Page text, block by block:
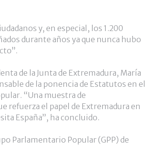
y, en especial, los 1.200
durante años ya que nunca hubo
de la Junta de Extremadura, María
de la ponencia de Estatutos en el
“Una muestra de
refuerza el papel de Extremadura en
España”, ha concluido.
Parlamentario Popular (GPP) de